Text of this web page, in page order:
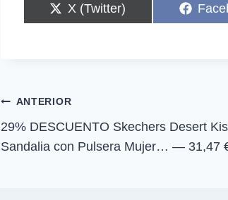
C
o
i
r
e
n
X (Twitter)
C
o
e
n
Navegación
de
ANTERIOR
29% DESCUENTO Skechers Desert
Sandalia con Pulsera Mujer… — 31,47